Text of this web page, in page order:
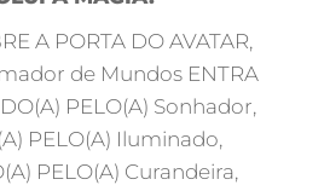
A PORTA DO AVATAR,
de Mundos ENTRA
PELO(A) Sonhador,
PELO(A) Iluminado,
PELO(A) Curandeira,